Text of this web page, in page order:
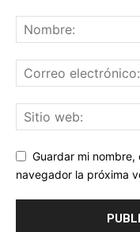
Guardar mi
navegador la próxima